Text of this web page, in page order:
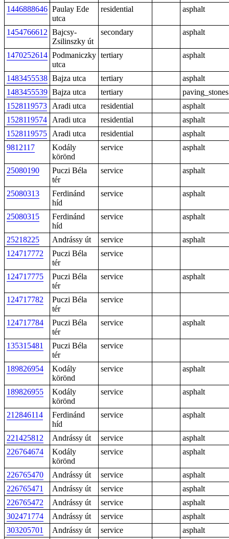
1446888646 Paulay Ede
utca
residential asphalt
1454766612 Bajcsy-
Zsilinszky út
secondary asphalt
1470252614 Podmaniczky
utca
tertiary asphalt
1483455538 Bajza utca tertiary
asphalt
1483455539 Bajza utca tertiary
paving_stones
1528119573
Aradi utca residential
asphalt
1528119574
Aradi utca residential
asphalt
1528119575
Aradi utca residential
asphalt
9812117
Kodály
körönd
service asphalt
25080190
Puczi Béla
tér
service asphalt
25080313
Ferdinánd
híd
service asphalt
25080315
Ferdinánd
híd
service asphalt
25218225 Andrássy út service
asphalt
124717772
Puczi Béla
tér
service
124717775
Puczi Béla
tér
service asphalt
124717782
Puczi Béla
tér
service
124717784
Puczi Béla
tér
service asphalt
135315481
Puczi Béla
tér
service
189826954
Kodály
körönd
service asphalt
189826955
Kodály
körönd
service asphalt
212846114
Ferdinánd
híd
service asphalt
221425812 Andrássy út service
asphalt
226764674
Kodály
körönd
service asphalt
226765470 Andrássy út service
asphalt
226765471
Andrássy út service
asphalt
226765472
Andrássy út service
asphalt
302471774
Andrássy út service
asphalt
303205701
Andrássy út service
asphalt